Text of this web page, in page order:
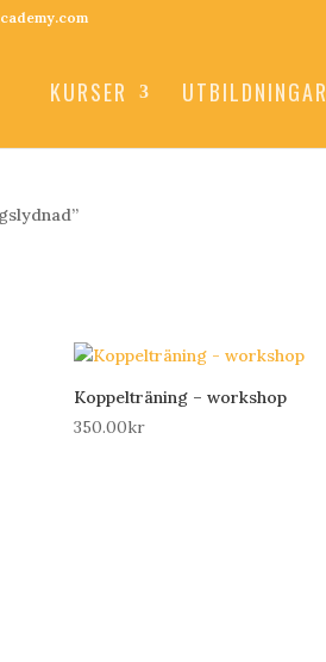
KURSER UTBILDNINGAR
Koppelträning – workshop
350.00kr